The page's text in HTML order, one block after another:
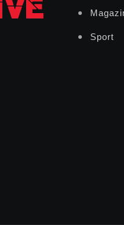
Sport